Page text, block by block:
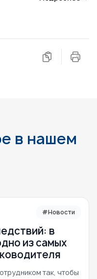
в нашем
#Новости
в
из самых
так, чтобы